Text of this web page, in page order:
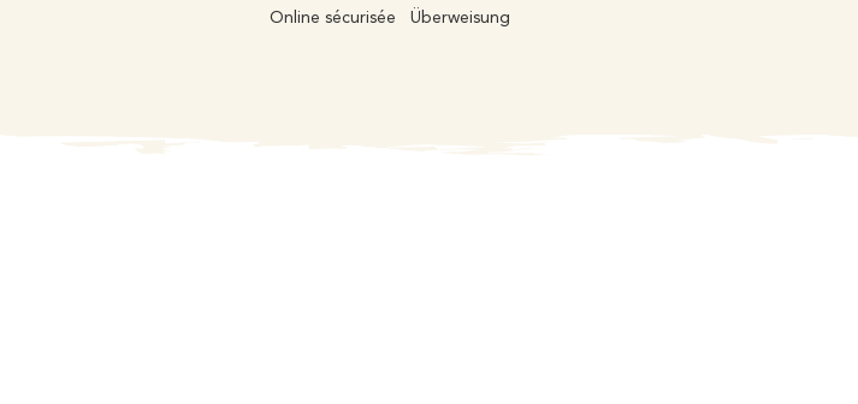
Online sécurisée Überweisung